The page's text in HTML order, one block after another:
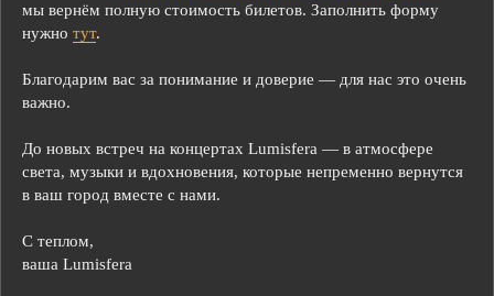
мы вернём полную стоимость билетов. Заполнить форму
нужно тут.
Благодарим вас за понимание и доверие — для нас это очень
важно.
До новых встреч на концертах Lumisfera — в атмосфере
света, музыки и вдохновения, которые непременно вернутся
в ваш город вместе с нами.
С теплом,
ваша Lumisfera